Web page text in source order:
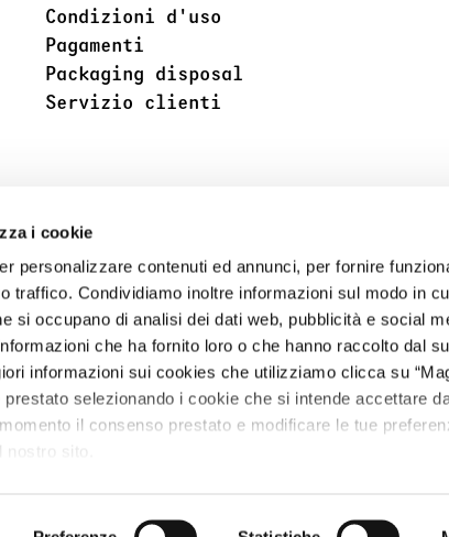
i cookie
personalizzare contenuti ed annunci, per fornire
traffico. Condividiamo inoltre informazioni sul modo in
si occupano di analisi dei dati web, pubblicità e social
che ha fornito loro o che hanno raccolto dal
informazioni sui cookies che utilizziamo clicca su
selezionando i cookie che si intende accettare
il consenso prestato e modificare le tue
Condizioni d'uso
Pagamenti
Packaging disposal
Servizio clienti